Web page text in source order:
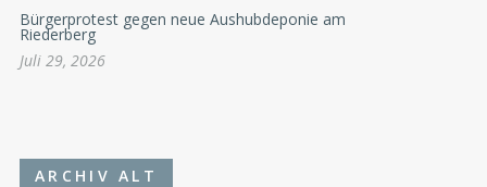
Bürgerprotest gegen neue Aushubdeponie am
Riederberg
Juli 29, 2026
ARCHIV ALT